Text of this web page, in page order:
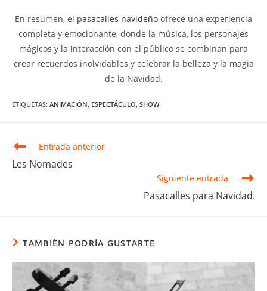
En resumen, el pasacalles navideño ofrece una experiencia
completa y emocionante, donde la música, los personajes
mágicos y la interacción con el público se combinan para
crear recuerdos inolvidables y celebrar la belleza y la magia
de la Navidad.
ETIQUETAS: ANIMACIÓN, ESPECTÁCULO, SHOW
Leer
artículos
Entrada anterior
Les Nomades
Siguiente entrada
Pasacalles para Navidad.
TAMBIÉN PODRÍA GUSTARTE